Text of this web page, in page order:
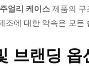
얼리 케이스 제품의
조에 대한 약속은 모든
브랜딩 옵